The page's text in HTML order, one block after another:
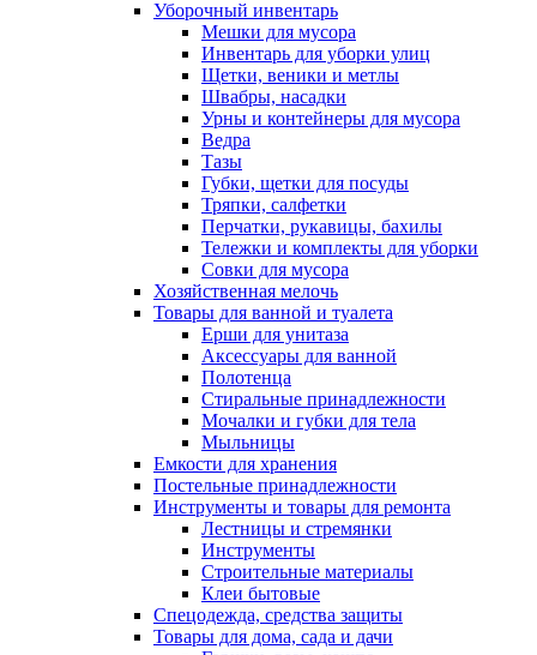
Уборочный инвентарь
Мешки для мусора
Инвентарь для уборки улиц
Щетки, веники и метлы
Швабры, насадки
Урны и контейнеры для мусора
Ведра
Тазы
Губки, щетки для посуды
Тряпки, салфетки
Перчатки, рукавицы, бахилы
Тележки и комплекты для уборки
Совки для мусора
Хозяйственная мелочь
Товары для ванной и туалета
Ерши для унитаза
Аксессуары для ванной
Полотенца
Стиральные принадлежности
Мочалки и губки для тела
Мыльницы
Емкости для хранения
Постельные принадлежности
Инструменты и товары для ремонта
Лестницы и стремянки
Инструменты
Строительные материалы
Клеи бытовые
Спецодежда, средства защиты
Товары для дома, сада и дачи